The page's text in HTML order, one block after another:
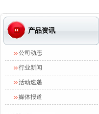
产品资讯
公司动态
行业新闻
活动速递
媒体报道